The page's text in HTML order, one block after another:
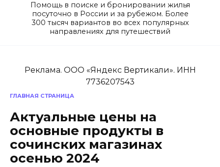
Помощь в поиске и бронировании жилья
посуточно в России и за рубежом. Более
300 тысяч вариантов во всех популярных
направлениях для путешествий
Реклама. ООО «Яндекс Вертикали». ИНН
7736207543
ГЛАВНАЯ СТРАНИЦА
Актуальные цены на
основные продукты в
сочинских магазинах
осенью 2024